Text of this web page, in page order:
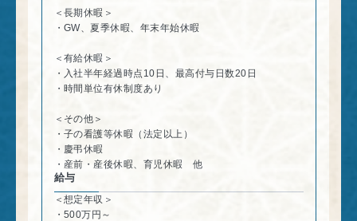
＜長期休暇＞
・GW、夏季休暇、年末年始休暇
＜有給休暇＞
・入社半年経過時点10日、最高付与日数20日
・時間単位有休制度あり
＜その他＞
・子の看護等休暇（法定以上）
・慶弔休暇
・産前・産後休暇、育児休暇 他
給与
＜想定年収＞
・500万円～